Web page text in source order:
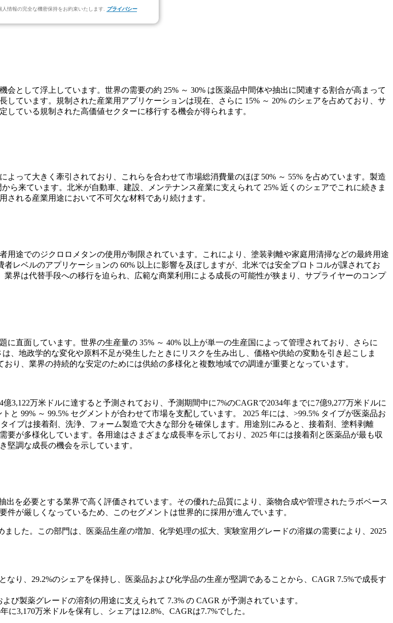
人情報の完全な機密保持をお約束いたします. プライバシー
として浮上しています。世界の需要の約 25% ～ 30% は医薬品中間体や抽出に関連する割合が高まって
ています。規制された産業用アプリケーションは現在、さらに 15% ～ 20% のシェアを占めており、サ
ている規制された高価値セクターに移行する機会が得られます。
って大きく牽引されており、これらを合わせて市場総消費量のほぼ 50% ～ 55% を占めています。製造
ら来ています。北米が自動車、建設、メンテナンス産業に支えられて 25% 近くのシェアでこれに続きま
れる産業用途において不可欠な材料であり続けます。
途でのジクロロメタンの使用が制限されています。これにより、塗装剥離や家庭用清掃などの最終用途
レベルのアプリケーションの 60% 以上に影響を及ぼしますが、北米では安全プロトコルが課されてお
界は代替手段への移行を迫られ、広範な商業利用による成長の可能性が狭まり、サプライヤーのコンプ
直面しています。世界の生産量の 35% ～ 40% 以上が単一の生産国によって管理されており、さらに
、地政学的な変化や原料不足が発生したときにリスクを生み出し、価格や供給の変動を引き起こしま
り、業界の持続的な安定のためには供給の多様化と複数地域での調達が重要となっています。
3,122万米ドルに達すると予測されており、予測期間中に7%のCAGRで2034年までに7億9,277万米ドルに
99% ～ 99.5% セグメントが合わせて市場を支配しています。 2025 年には、>99.5% タイプが医薬品お
イプは接着剤、洗浄、フォーム製造で大きな部分を確保します。用途別にみると、接着剤、塗料剥離
が多様化しています。各用途はさまざまな成長率を示しており、2025 年には接着剤と医薬品が最も収
堅調な成長の機会を示しています。
を必要とする業界で高く評価されています。その優れた品質により、薬物合成や管理されたラボベース
が厳しくなっているため、このセグメントは世界的に採用が進んでいます。
ました。この部門は、医薬品生産の増加、化学処理の拡大、実験室用グレードの溶媒の需要により、2025
なり、29.2%のシェアを保持し、医薬品および化学品の生産が堅調であることから、CAGR 7.5%で成長す
び製薬グレードの溶剤の用途に支えられて 7.3% の CAGR が予測されています。
3,170万米ドルを保有し、シェアは12.8%、CAGRは7.7%でした。